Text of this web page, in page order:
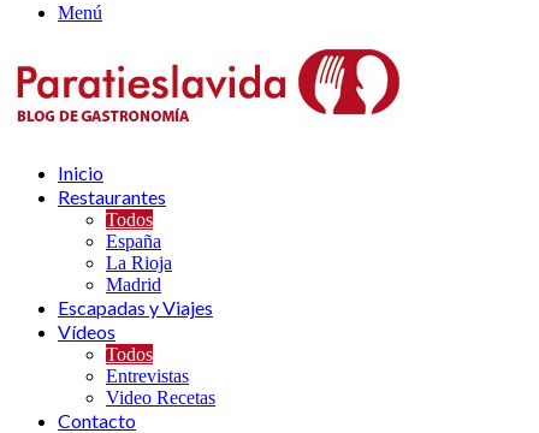
Menú
Inicio
Restaurantes
Todos
España
La Rioja
Madrid
Escapadas y Viajes
Vídeos
Todos
Entrevistas
Video Recetas
Contacto